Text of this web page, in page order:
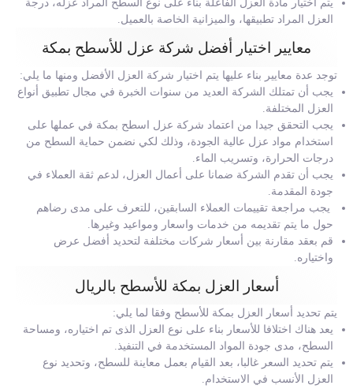
يتم اختيار مادة العزل الفاعلة بناء على نوع السطح المراد عزله، درجة
العزل المراد تطبيقها، والميزانية الخاصة بالعميل.
معايير اختيار أفضل شركة عزل للأسطح بمكة
توجد عدة معايير بناء عليها يتم اختيار شركة العزل الأفضل ومنها ما يلي:
يجب أن تمتلك الشركة العديد من سنوات الخبرة في مجال تطبيق أنواع
العزل المختلفة.
يجب التحقق جيدا من اعتماد شركة عزل اسطح بمكة في عملها على
استخدام مواد عزل عالية الجودة، وذلك لكي نضمن حماية السطح من
درجات الحرارة، وتسريب الماء.
يجب أن تقدم الشركة ضمانا على أعمال العزل، لدعم ثقة العملاء في
جودة المقدمة.
يجب مراجعة تقييمات العملاء السابقين، للتعرف على مدى رضاهم
حول ما يتم تقديمه من خدمات واسعار ومواعيد وغيرها.
قم بعقد مقارنة بين أسعار شركات مختلفة لتحديد أفضل عرض
واختياره.
أسعار العزل بمكة للأسطح بالريال
يتم تحديد أسعار العزل بمكة للأسطح وفقا لما يلي:
يعد هناك اختلافا للأسعار بناء على نوع العزل الذى تم اختياره، ومساحة
السطح، مدى جودة المواد المستخدمة في التنفيذ.
يتم تحديد السعر غالبا، بعد القيام بعمل معاينة للسطح، وتحديد نوع
العزل الأنسب في الاستخدام.